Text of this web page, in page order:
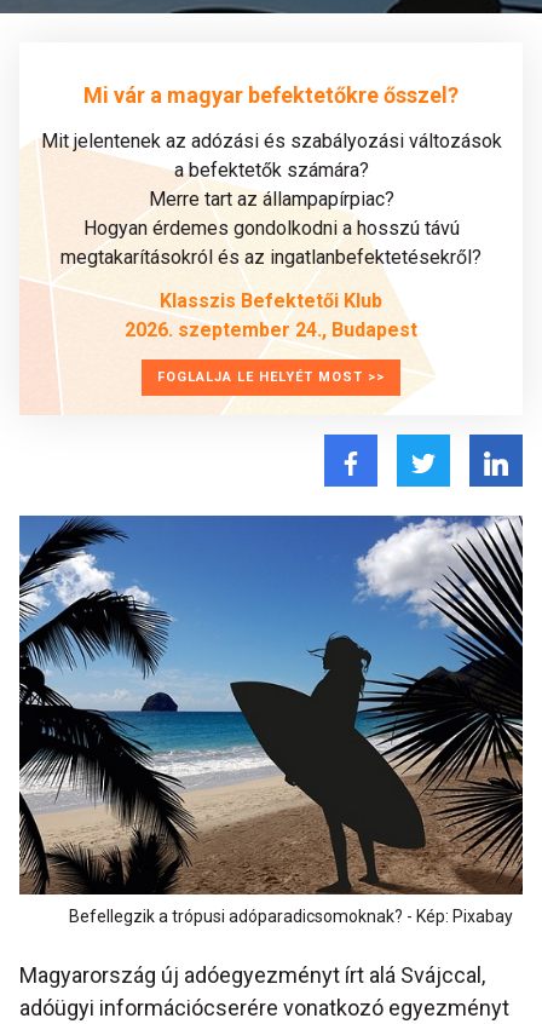
Mi vár a magyar befektetőkre ősszel?
Mit jelentenek az adózási és szabályozási változások
a befektetők számára?
Merre tart az állampapírpiac?
Hogyan érdemes gondolkodni a hosszú távú
megtakarításokról és az ingatlanbefektetésekről?
Klasszis Befektetői Klub
2026. szeptember 24., Budapest
FOGLALJA LE HELYÉT MOST >>
Befellegzik a trópusi adóparadicsomoknak? - Kép: Pixabay
Magyarország új adóegyezményt írt alá Svájccal,
adóügyi információcserére vonatkozó egyezményt